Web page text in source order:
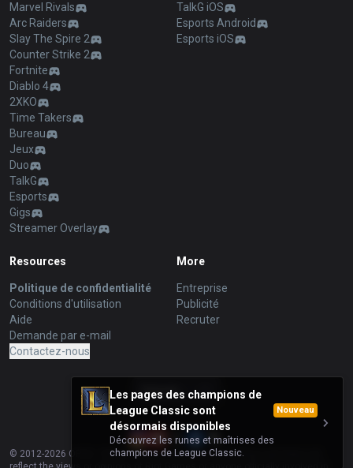
Les pages des champions de
League Classic sont
désormais disponibles
Nouveau
Découvrez les runes et maîtrises des
champions de League Classic.
Marvel Rivals
Arc Raiders
Slay The Spire 2
Counter Strike 2
Fortnite
Diablo 4
2XKO
Time Takers
Bureau
Jeux
Duo
TalkG
Esports
Gigs
Streamer Overlay
TalkG iOS
Esports Android
Esports iOS
Resources
Politique de confidentialité
Conditions d'utilisation
Aide
Demande par e-mail
Contactez-nous
More
Entreprise
Publicité
Recruter
français
© 2012-2026 OP.GG. OP.GG is not endorsed by Riot Games and does not